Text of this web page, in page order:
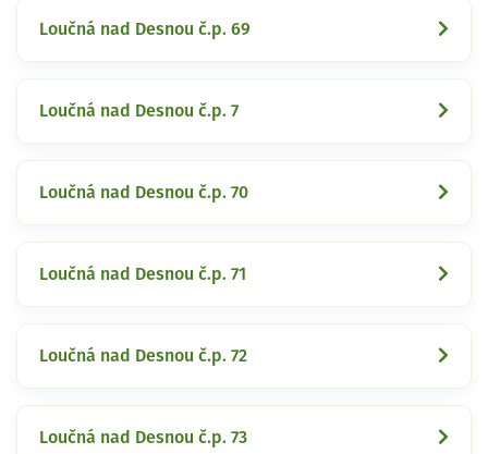
Loučná nad Desnou č.p. 69
Loučná nad Desnou č.p. 7
Loučná nad Desnou č.p. 70
Loučná nad Desnou č.p. 71
Loučná nad Desnou č.p. 72
Loučná nad Desnou č.p. 73